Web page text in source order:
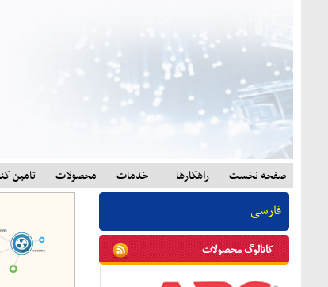
صفحه نخست راهکارها خدمات محصولات تامين
فارسی
کاتالوگ محصولات